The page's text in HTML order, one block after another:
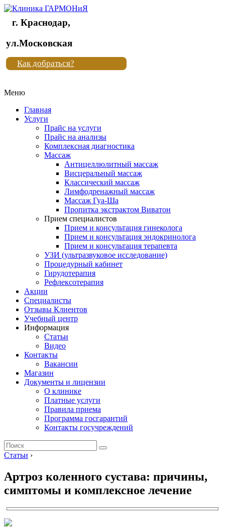
Клиника
"Новая
жизнь"
Клиника
жизнь"
г. Краснодар,
ул.Московская
Как добраться?
Меню
Главная
Услуги
Прайс на услуги
Прайс на анализы
Комплексная диагностика
Массаж
Антицеллюлитный массаж
Висцеральный массаж
Классический массаж
Лимфодренажный массаж
Массаж Гуа-Ша
Пропитка экстрактом Виватон
Прием специалистов
Прием и консультация гинеколога
Прием и консультация эндокринолога
Прием и консультация терапевта
УЗИ (ультразвуковое исследование)
Процедурный кабинет
Гирудотерапия
Рефлексотерапия
Акции
Специалисты
Отзывы Клиентов
Учебный центр
Информация
Статьи
Видео
Контакты
Вакансии
Магазин
Документы и лицензии
О клинике
Платные услуги
Правила приема
Программа госгарантий
Контакты госучреждений
Статьи ›
Артроз коленного сустава: причины,
симптомы и комплексное лечение